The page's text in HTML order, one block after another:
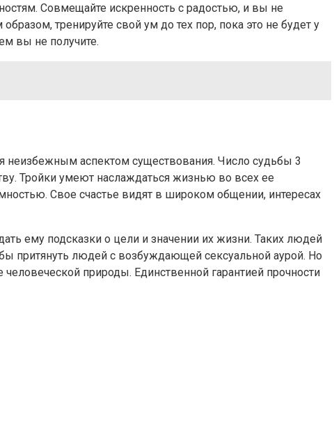
Совмещайте искренность с радостью, и вы не
тренируйте свой ум до тех пор, пока это не будет у
вы не получите.
неизбежным аспектом существования. Число судьбы 3
Тройки умеют наслаждаться жизнью во всех ее
Свое счастье видят в широком общении, интересах
ему подсказки о цели и значении их жизни. Таких людей
притянуть людей с возбуждающей сексуальной аурой. Но
природы. Единственной гарантией прочности